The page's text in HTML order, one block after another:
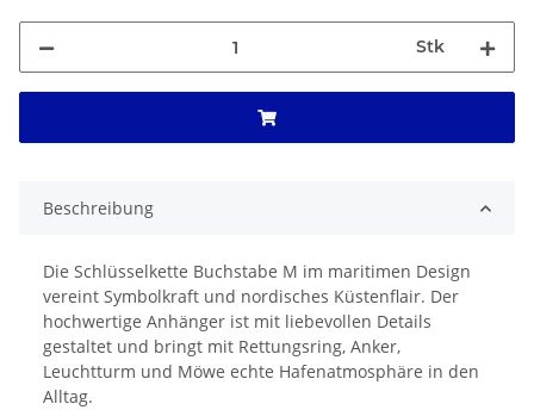
Stk
Beschreibung
Die Schlüsselkette Buchstabe M im maritimen Design
vereint Symbolkraft und nordisches Küstenflair. Der
hochwertige Anhänger ist mit liebevollen Details
gestaltet und bringt mit Rettungsring, Anker,
Leuchtturm und Möwe echte Hafenatmosphäre in den
Alltag.